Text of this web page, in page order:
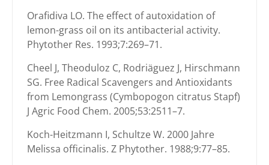
Orafidiva LO. The effect of autoxidation of
lemon-grass oil on its antibacterial activity.
Phytother Res. 1993;7:269–71.
Cheel J, Theoduloz C, Rodriäguez J, Hirschmann
SG. Free Radical Scavengers and Antioxidants
from Lemongrass (Cymbopogon citratus Stapf)
J Agric Food Chem. 2005;53:2511–7.
Koch-Heitzmann I, Schultze W. 2000 Jahre
Melissa officinalis. Z Phytother. 1988;9:77–85.